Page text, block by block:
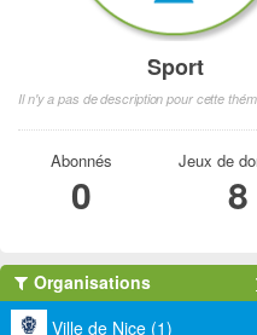
Sport
Il n'y a pas de description pour cette
Abonnés
0
Jeux de
8
Organisations
Ville de Nice (1)